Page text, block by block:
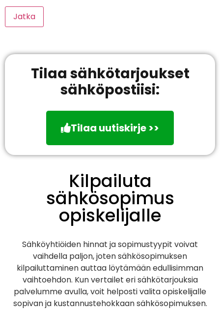
Jatka
Tilaa sähkötarjoukset
sähköpostiisi:
Tilaa uutiskirje >>
Kilpailuta
sähkösopimus
opiskelijalle
Sähköyhtiöiden hinnat ja sopimustyypit voivat
vaihdella paljon, joten sähkösopimuksen
kilpailuttaminen auttaa löytämään edullisimman
vaihtoehdon. Kun vertailet eri sähkötarjouksia
palvelumme avulla, voit helposti valita opiskelijalle
sopivan ja kustannustehokkaan sähkösopimuksen.